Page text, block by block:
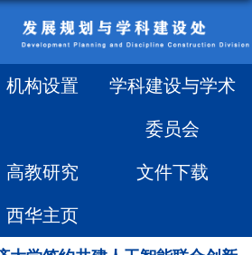
机构设置 学科建设与学术
委员会
高教研究 文件下载
西华主页